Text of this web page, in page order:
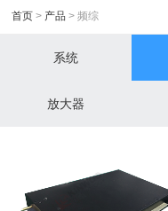
首页 > 产品 > 频综
系统
放大器